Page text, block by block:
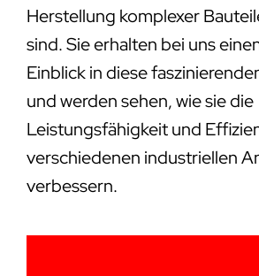
Herstellung komplexer
sind. Sie erhalten bei uns
Einblick in diese
und werden sehen, wie sie die
Leistungsfähigkeit und
verschiedenen industriellen
verbessern.